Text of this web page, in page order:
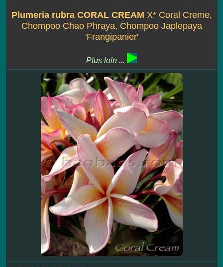
Plumeria rubra CORAL CREAM X* Coral Creme,
Chompoo Chao Phraya, Chompoo Japlepaya
'Frangipanier'
Plus loin ...